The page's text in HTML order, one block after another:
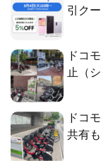
引ク
ドコ
止（
ドコ
共有